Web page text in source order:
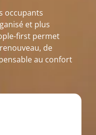
occupants
et plus
first permet
de
au confort